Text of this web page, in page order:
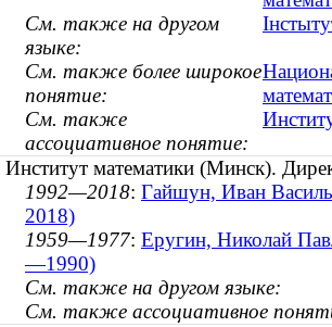
См. также на другом
языке:
См. также более широкое
понятие:
См. также
ассоциативное понятие:
Институт математики (Минск).
1992—2018: Гайшун, Иван
2018)
1959—1977: Еругин, Николай
—1990)
См. также на другом языке:
См. также ассоциативное